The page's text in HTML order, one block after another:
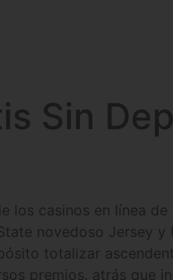
Sin
casinos en línea
novedoso Jersey
totalizar
premios. atrás que